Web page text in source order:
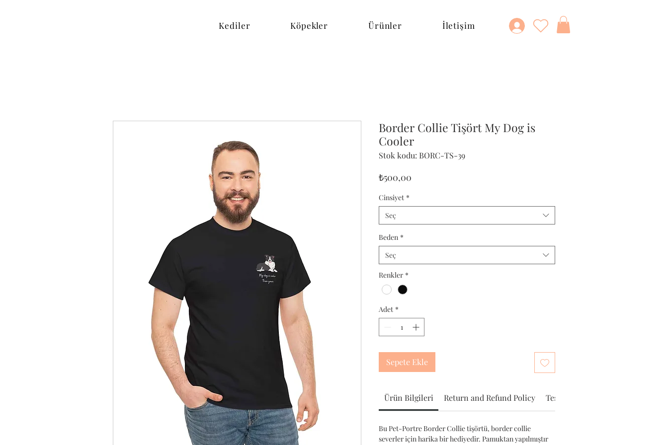
Kediler Köpekler Ürünler İletişim
Border Collie Tişört My Dog is
Cooler
Stok kodu: BORC-TS-39
₺500,00
Cinsiyet *
Seç
Beden *
Seç
Renkler *
Adet *
Sepete Ekle
Ürün Bilgileri Return and Refund Policy Teslimat
Bu Pet-Portre Border Collie tişörtü, border collie
severler için harika bir hediyedir. Pamuktan yapılmıştır